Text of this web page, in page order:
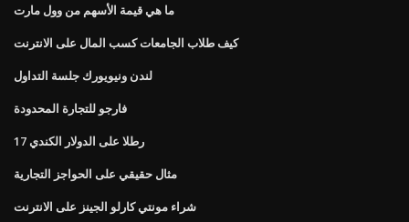
ما هي قيمة الأسهم من وول مارت
كيف طلاب الجامعات كسب المال على الانترنت
لندن ونيويورك جلسة التداول
فارجو للتجارة المحدودة
17 رطلا على الدولار الكندي
مثال حقيقي على الحواجز التجارية
شراء مونتي كارلو الجينز على الانترنت